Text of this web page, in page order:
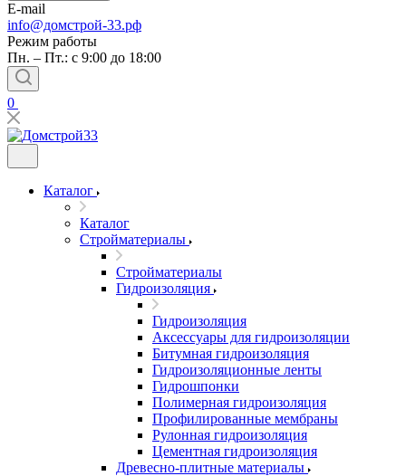
E-mail
info@домстрой-33.рф
Режим работы
Пн. – Пт.: с 9:00 до 18:00
0
Каталог
Каталог
Стройматериалы
Стройматериалы
Гидроизоляция
Гидроизоляция
Аксессуары для гидроизоляции
Битумная гидроизоляция
Гидроизоляционные ленты
Гидрошпонки
Полимерная гидроизоляция
Профилированные мембраны
Рулонная гидроизоляция
Цементная гидроизоляция
Древесно-плитные материалы